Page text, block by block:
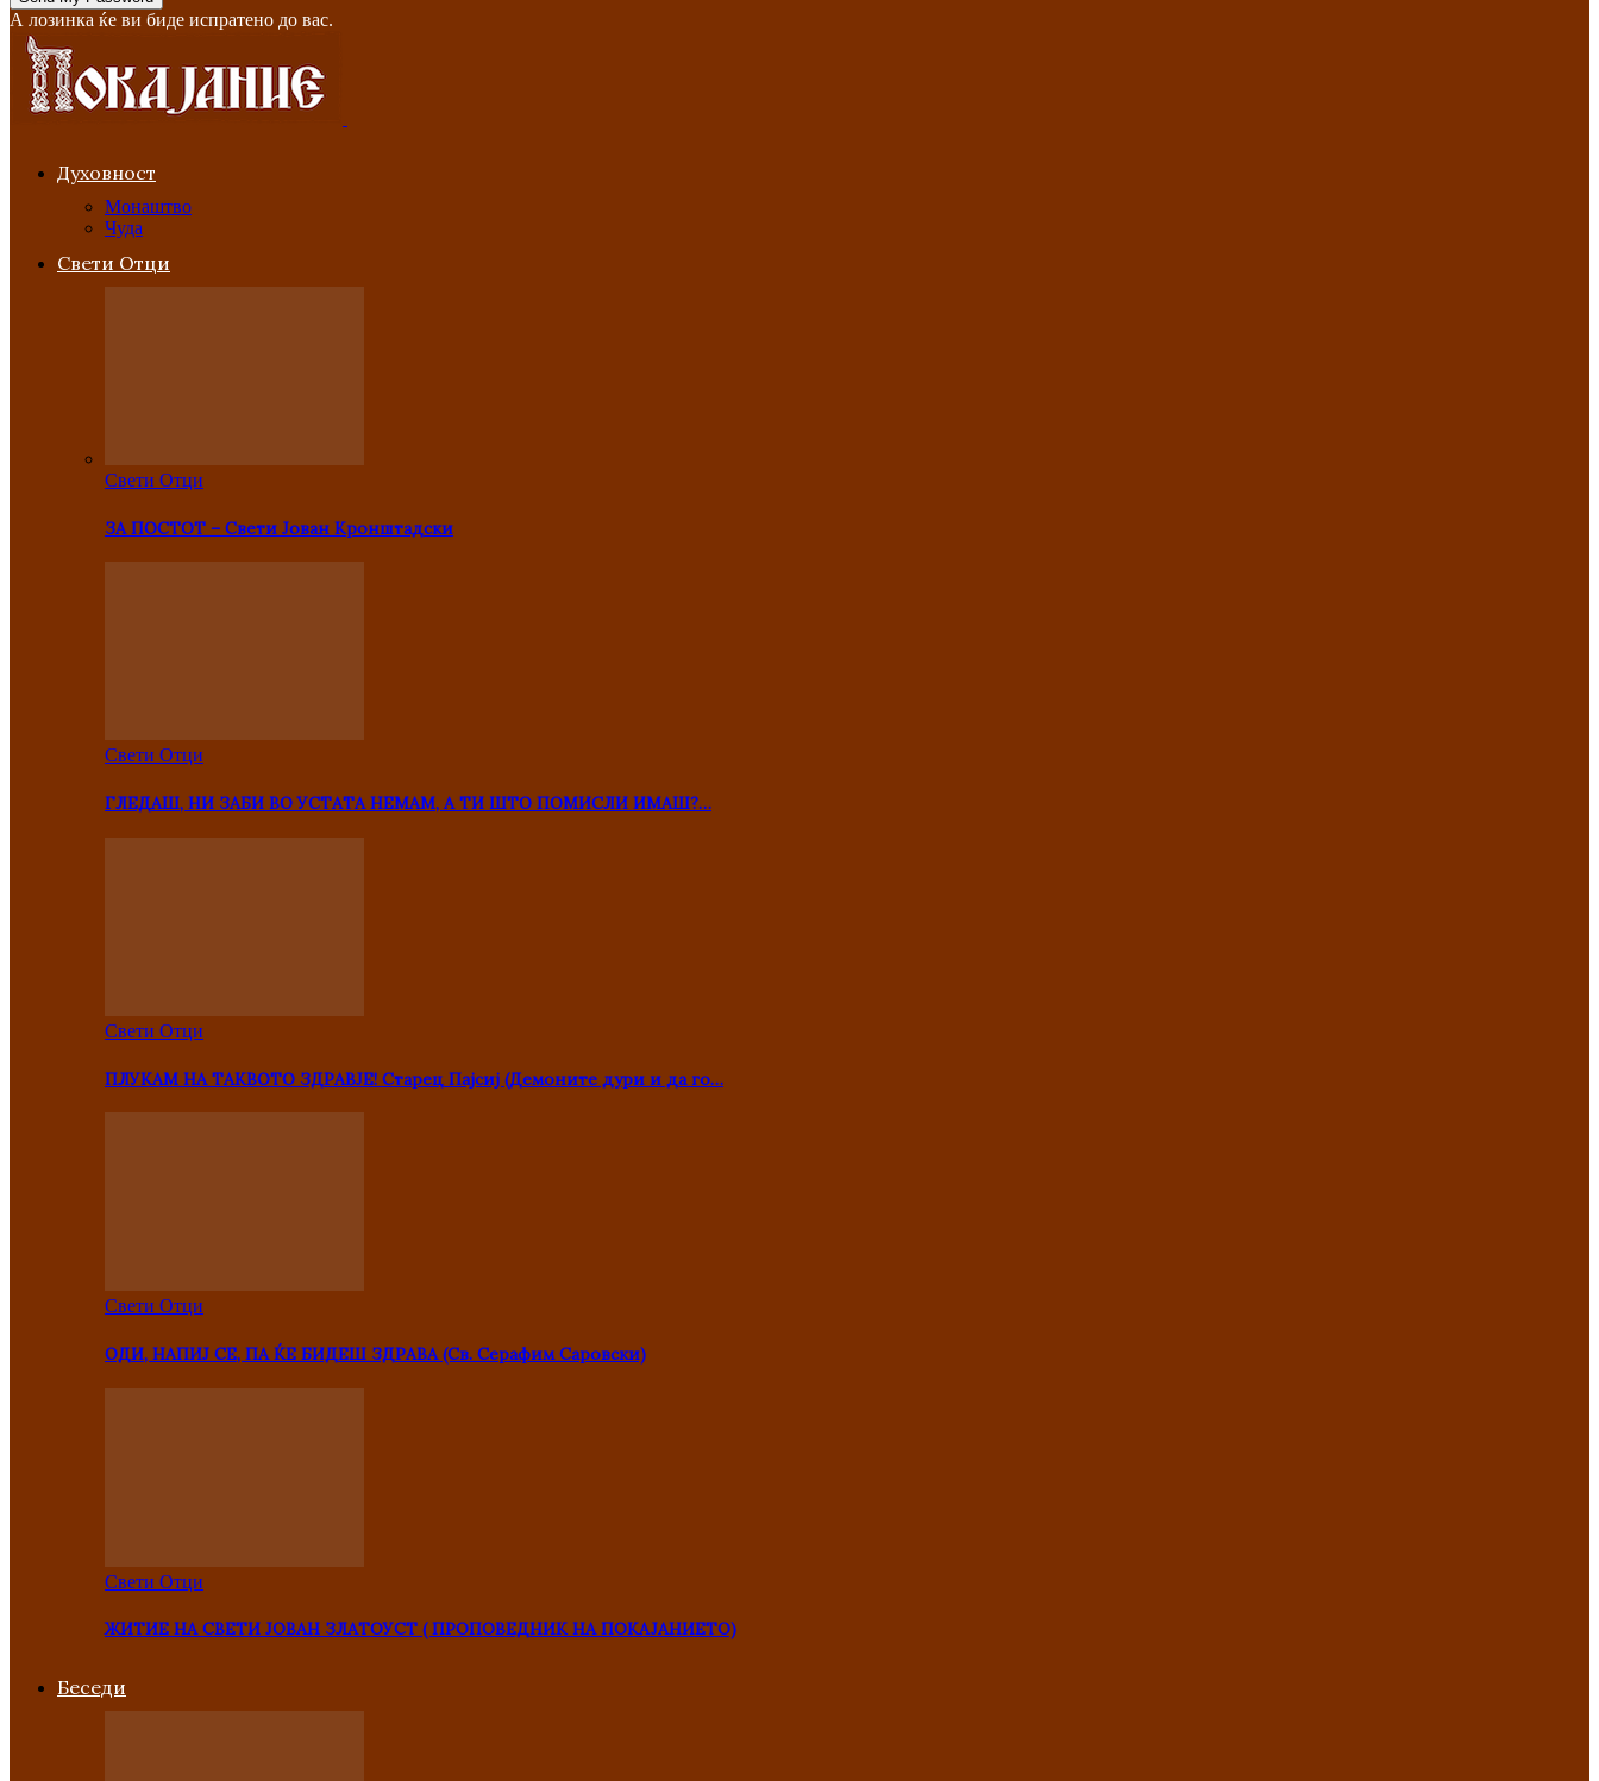
А лозинка ќе ви биде испратено до вас.
Духовност
Монаштво
Чуда
Свети Отци
Свети Отци
ЗА ПОСТОТ – Свети Јован Кронштадски
Свети Отци
ГЛЕДАШ, НИ ЗАБИ ВО УСТАТА НЕМАМ, А ТИ ШТО ПОМИСЛИ ИМАШ?…
Свети Отци
ПЛУКАМ НА ТАКВОТО ЗДРАВЈЕ! Старец Пајсиј (Демоните дури и да го…
Свети Отци
ОДИ, НАПИЈ СЕ, ПА ЌЕ БИДЕШ ЗДРАВА (Св. Серафим Саровски)
Свети Отци
ЖИТИЕ НА СВЕТИ ЈОВАН ЗЛАТОУСТ ( ПРОПОВЕДНИК НА ПОКАЈАНИЕТО)
Беседи